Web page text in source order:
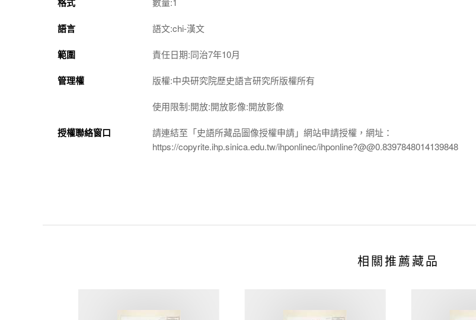
語言 語文:chi-漢文
範圍 責任日期:同治7年10月
管理權 版權:中央研究院歷史語言研究所版權所有
使用限制:開放:開放影像:開放影像
授權聯絡窗口
請連結至「史語所藏品圖像授權申請」網站申請授權，網址：
https://copyrite.ihp.sinica.edu.tw/ihponlinec/ihponline?@@0.8397848014139848
相關推薦藏品